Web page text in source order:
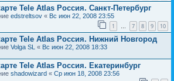
Tele Atlas Россия. Санкт-Петербург
edstreltsov « Вс июн 22, 2008 23:55
1 … 7 8 9 10
Tele Atlas Россия. Нижний Новгород
Volga SL « Вс июн 22, 2008 18:33
Tele Atlas Россия. Екатеринбург
shadowizard « Ср июн 18, 2008 23:56